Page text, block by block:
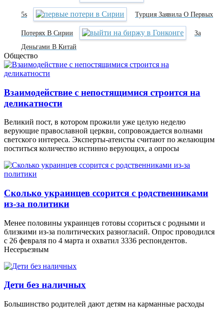
5s Турция Заявила О Первых
Потерях В Сирии
За
Деньгами В Китай
Общество
Взаимодействие с непостящимися строится на
деликатности
Великий пост, в котором прожили уже целую неделю
верующие православной церкви, сопровождается волнами
светского интереса. Эксперты-атеисты считают по желающим
поститься количество истинно верующих, а опросы
Сколько украинцев ссорится с родственниками
из-за политики
Менее половины украинцев готовы ссориться с родными и
близкими из-за политических разногласий. Опрос проводился
с 26 февраля по 4 марта и охватил 3336 респондентов.
Несерьезным
Дети без наличных
Большинство родителей дают детям на карманные расходы